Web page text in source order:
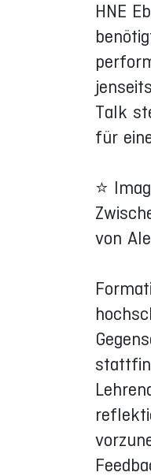
HNE
Talk
für
⭐
von